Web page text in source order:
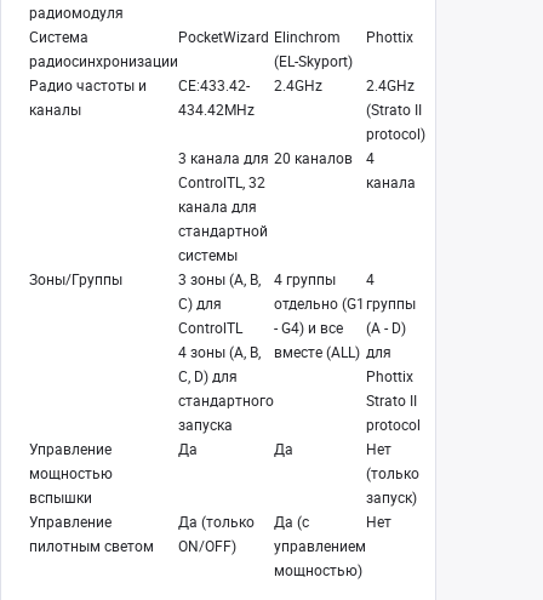
радиомодуля
Система
радиосинхронизации
PocketWizard Elinchrom
(EL-Skyport)
Phottix
Радио частоты и
каналы
CE:433.42-
434.42MHz
2.4GHz
2.4GHz
(Strato II
protocol)
3 канала для
ControlTL, 32
канала для
стандартной
системы
20 каналов
4
канала
Зоны/Группы
3 зоны (A, B,
C) для
ControlTL
4 зоны (A, B,
C, D) для
стандартного
запуска
4 группы
отдельно (G1
- G4) и все
вместе (ALL)
4
группы
(A - D)
для
Phottix
Strato II
protocol
Управление
мощностью
вспышки
Да Да
Нет
(только
запуск)
Управление
пилотным светом
Да (только
ON/OFF)
Да (с
управлением
мощностью)
Нет